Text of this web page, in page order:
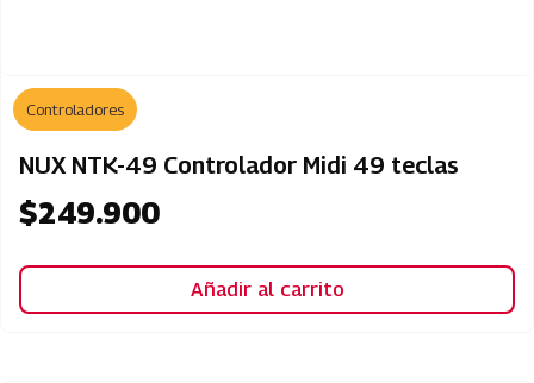
Controladores
NUX NTK-49 Controlador Midi 49 teclas
$249.900
Añadir al carrito